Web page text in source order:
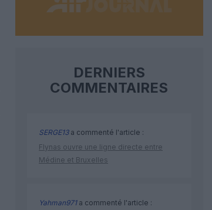
DERNIERS
COMMENTAIRES
SERGE13a commenté l'article :
Flynas ouvre une ligne directe entre
Médine et Bruxelles
Yahman971a commenté l'article :